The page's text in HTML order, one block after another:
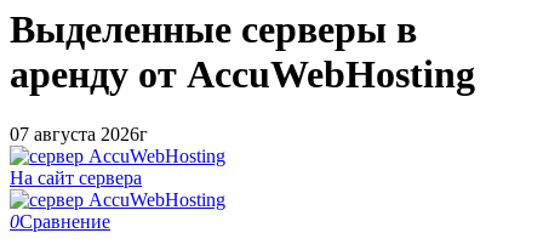
Выделенные серверы в
аренду от AccuWebHosting
07 августа 2026г
На сайт сервера
0Сравнение